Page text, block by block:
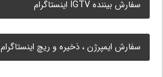
سفارش بیننده IGTV اینستاگرام
سفارش ایمپرژن ، ذخیره و ریچ اینستاگرام